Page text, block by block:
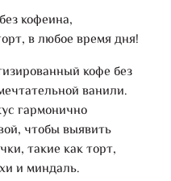
кофеина,
в любое время дня!
кофе без
ванили.
гармонично
чтобы выявить
такие как торт,
и миндаль.